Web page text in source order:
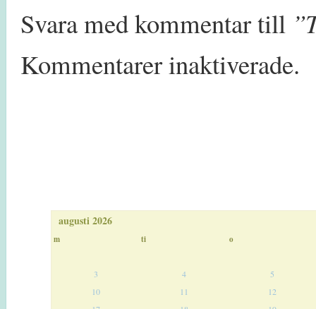
Svara med kommentar till
Kommentarer inaktiverade.
augusti 2026
m ti o
3 4
5
10
11
12